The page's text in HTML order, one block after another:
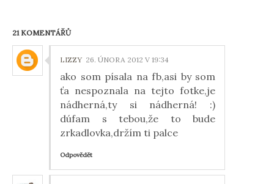
21 KOMENTÁŘŮ
LIZZY 26. ÚNORA 2012 V 19:34
ako som písala na fb,asi by som
ťa nespoznala na tejto fotke,je
nádherná,ty si nádherná! :)
dúfam s tebou,že to bude
zrkadlovka,držím ti palce
Odpovědět